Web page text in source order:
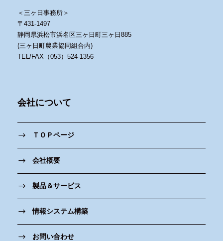
＜三ヶ日事務所＞
〒431-1497
静岡県浜松市浜名区三ヶ日町三ヶ日885
(三ヶ日町農業協同組合内)
TEL/FAX（053）524-1356
会社について
ＴＯＰページ
会社概要
製品＆サービス
情報システム構築
お問い合わせ